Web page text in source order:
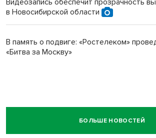
Видеозапись обеспечит прозрачность
в Новосибирской области
В память о подвиге: «Ростелеком»
«Битва за Москву»
БОЛЬШЕ НОВОСТЕЙ